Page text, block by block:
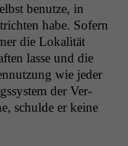
benutze, in
habe. Sofern
die Lokalität
lasse und die
wie jed­er
der Ver­
schulde er keine